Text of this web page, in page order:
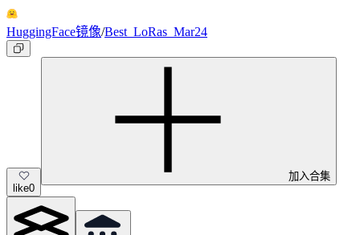
HuggingFace镜像/Best_LoRas_Mar24
like0
加入合集